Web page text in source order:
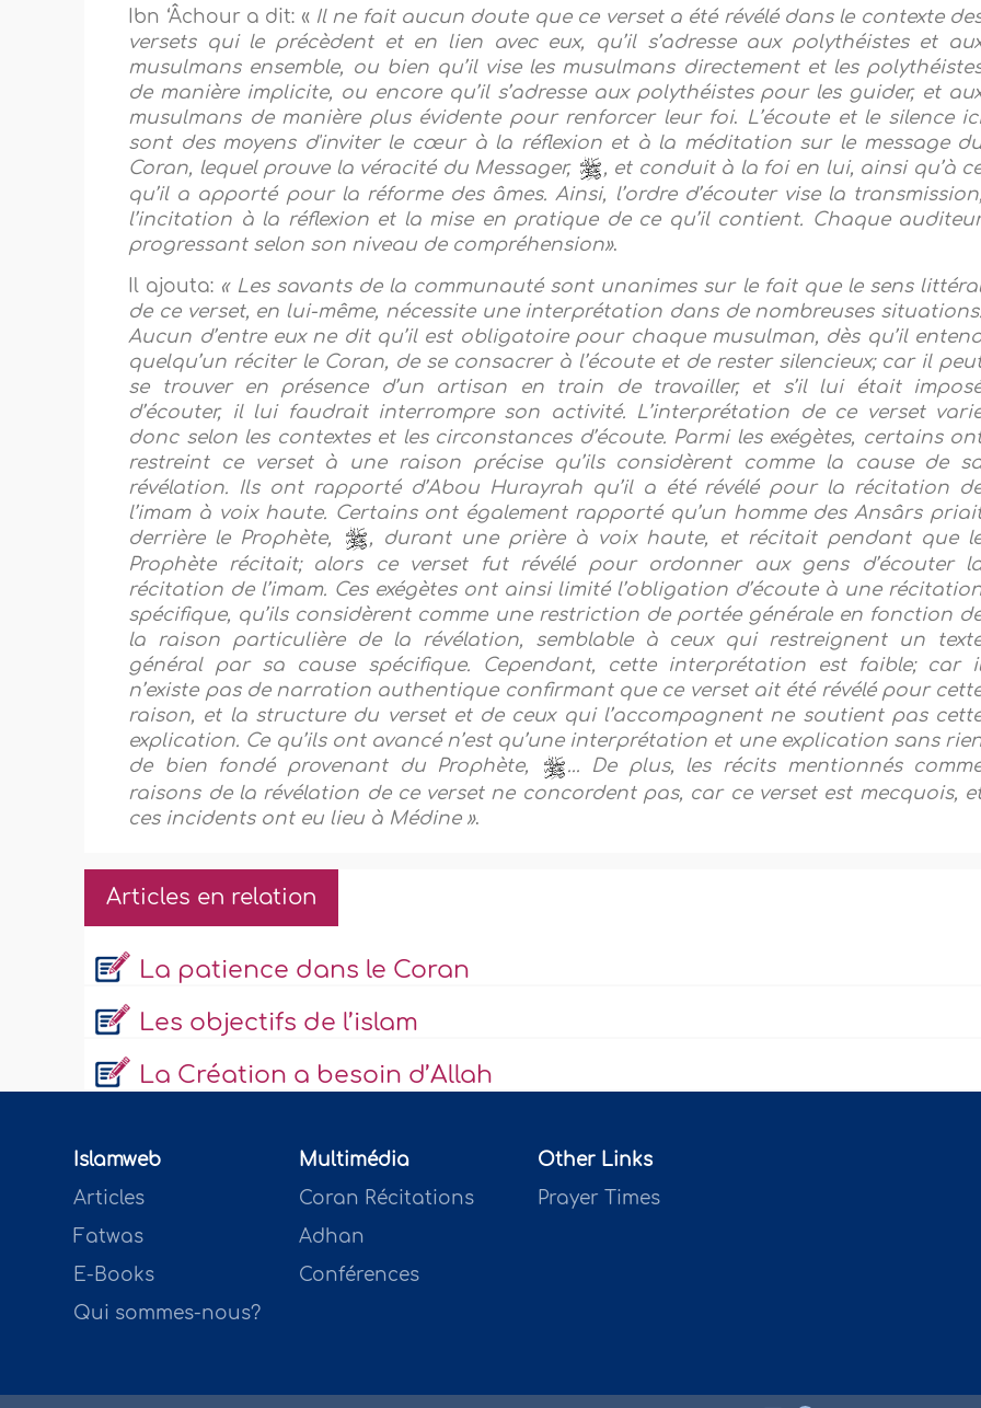
Ibn ‘Âchour a dit: « Il ne fait aucun doute que ce verset a été révélé dans le contexte
versets qui le précèdent et en lien avec eux, qu’il s’adresse aux polythéistes et
musulmans ensemble, ou bien qu’il vise les musulmans directement et les
de manière implicite, ou encore qu’il s’adresse aux polythéistes pour les guider, et
musulmans de manière plus évidente pour renforcer leur foi. L’écoute et le silence
sont des moyens d'inviter le cœur à la réflexion et à la méditation sur le message
Coran, lequel prouve la véracité du Messager,
, et conduit à la foi en lui, ainsi qu’à
qu’il a apporté pour la réforme des âmes. Ainsi, l’ordre d’écouter vise la transmission,
l’incitation à la réflexion et la mise en pratique de ce qu’il contient. Chaque
progressant selon son niveau de compréhension».
Il ajouta: « Les savants de la communauté sont unanimes sur le fait que le sens
de ce verset, en lui-même, nécessite une interprétation dans de nombreuses situations.
Aucun d’entre eux ne dit qu’il est obligatoire pour chaque musulman, dès qu’il
quelqu’un réciter le Coran, de se consacrer à l’écoute et de rester silencieux; car il
se trouver en présence d’un artisan en train de travailler, et s’il lui était
d’écouter, il lui faudrait interrompre son activité. L’interprétation de ce verset
donc selon les contextes et les circonstances d’écoute. Parmi les exégètes, certains
restreint ce verset à une raison précise qu’ils considèrent comme la cause de
révélation. Ils ont rapporté d’Abou Hurayrah qu’il a été révélé pour la récitation
l’imam à voix haute. Certains ont également rapporté qu’un homme des Ansârs
derrière le Prophète,
, durant une prière à voix haute, et récitait pendant que
Prophète récitait; alors ce verset fut révélé pour ordonner aux gens d’écouter
récitation de l’imam. Ces exégètes ont ainsi limité l’obligation d’écoute à une
spécifique, qu’ils considèrent comme une restriction de portée générale en fonction
la raison particulière de la révélation, semblable à ceux qui restreignent un
général par sa cause spécifique. Cependant, cette interprétation est faible; car
n’existe pas de narration authentique confirmant que ce verset ait été révélé pour
raison, et la structure du verset et de ceux qui l’accompagnent ne soutient pas
explication. Ce qu’ils ont avancé n’est qu’une interprétation et une explication sans
de bien fondé provenant du Prophète,
... De plus, les récits mentionnés
raisons de la révélation de ce verset ne concordent pas, car ce verset est mecquois,
ces incidents ont eu lieu à Médine ».
Articles en relation
La patience dans le Coran
Les objectifs de l’islam
La Création a besoin d’Allah
Islamweb
Articles
Fatwas
E-Books
Qui sommes-nous?
Multimédia
Coran Récitations
Adhan
Conférences
Other Links
Prayer Times